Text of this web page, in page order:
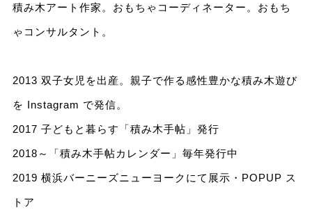
積み木アート作家。おもちゃコーディネーター。おもち
ゃコンサルタント。
2013 双子女児を出産。親子で作る感性豊かな積み木遊び
を Instagram で発信。
2017 子どもと暮らす「積み木手帖」発行
2018～「積み木手帖カレンダー」毎年発行中
2019 横浜バーニーズニューヨークにて展示・POPUP ス
トア